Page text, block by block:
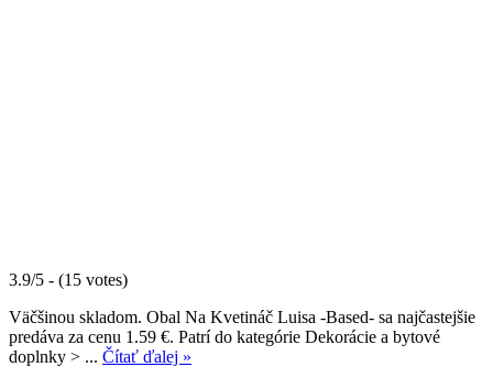
3.9/5 - (15 votes)
Väčšinou skladom. Obal Na Kvetináč Luisa -Based- sa najčastejšie
predáva za cenu 1.59 €. Patrí do kategórie Dekorácie a bytové
doplnky > ... Čítať ďalej »